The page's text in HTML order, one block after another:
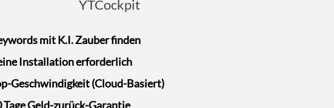
YTCockpit
mit K.I. Zauber finden
Installation erforderlich
Geschwindigkeit (Cloud-Basiert)
Tage Geld-zurück-Garantie